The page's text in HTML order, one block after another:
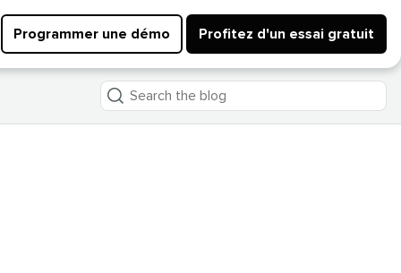
Programmer une démo Profitez d'un essai gratuit
Search
the